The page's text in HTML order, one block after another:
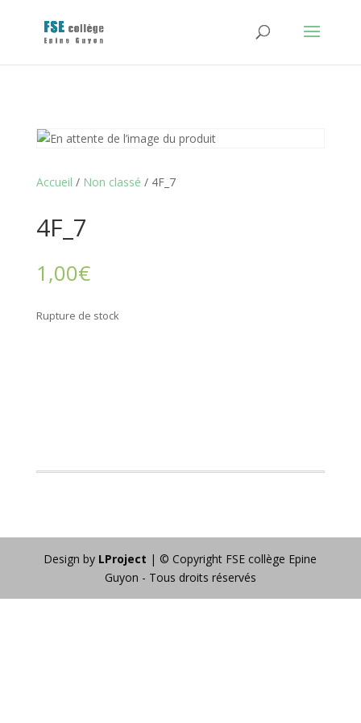
Accueil / Non classé / 4F_7
4F_7
1,00€
Rupture de stock
Design by LProject | © Copyright FSE collège Epine
Guyon - Tous droits réservés